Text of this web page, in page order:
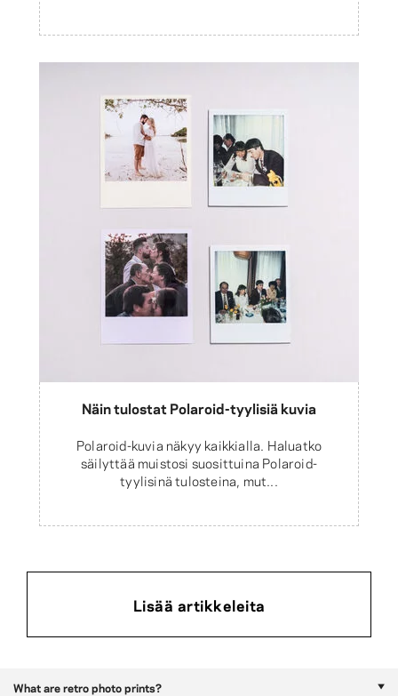
Näin tulostat Polaroid-tyylisiä kuvia
Polaroid-kuvia näkyy kaikkialla. Haluatko
säilyttää muistosi suosittuina Polaroid-
tyylisinä tulosteina, mut...
Lisää artikkeleita
What are retro photo prints?